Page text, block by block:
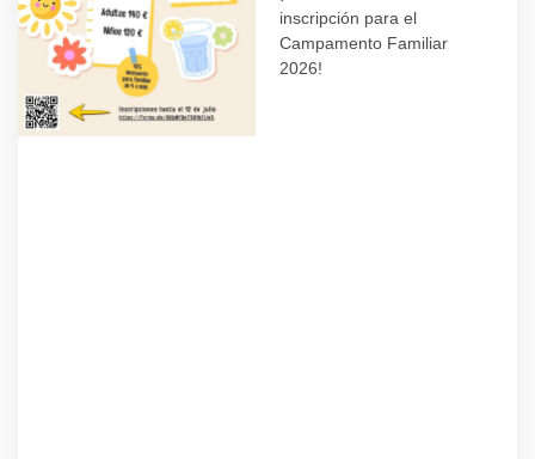
inscripción para el
Campamento Familiar
2026!